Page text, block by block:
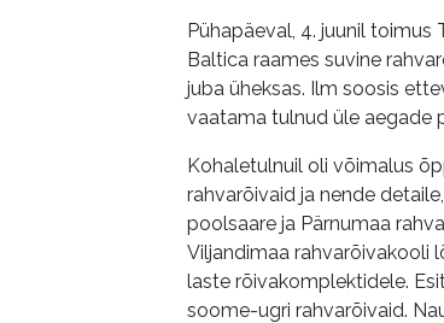
Pühapäeval, 4. juunil toimus
Baltica raames suvine
juba üheksas. Ilm soosis
vaatama tulnud üle aegade
Kohaletulnuil oli võimalus
rahvarõivaid ja nende
poolsaare ja Pärnumaa
Viljandimaa rahvarõivakooli
laste rõivakomplektidele.
soome-ugri rahvarõivaid.